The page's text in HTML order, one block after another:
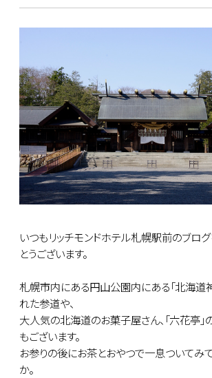
いつもリッチモンドホテル札幌駅前のブロ
とうございます。
札幌市内にある円山公園内にある「北海道
れた参道や、
大人気の北海道のお菓子屋さん、「六花亭
もございます。
お参りの後にお茶とおやつで一息ついてみ
か。